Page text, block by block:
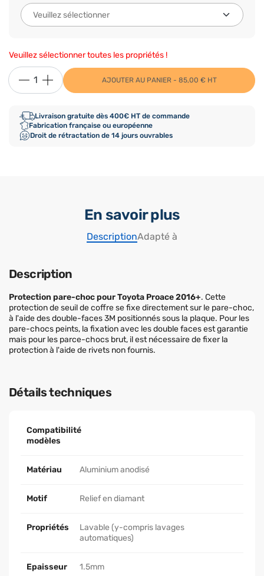
Veuillez sélectionner toutes les propriétés !
AJOUTER AU PANIER - 85,00 € HT
Livraison gratuite dès 400€ HT de commande
Fabrication française ou européenne
Droit de rétractation de 14 jours ouvrables
En savoir plus
DescriptionAdapté à
Description
Protection pare-choc pour Toyota Proace 2016+. Cette
protection de seuil de coffre se fixe directement sur le pare-choc,
à l'aide des double-faces 3M positionnés sous la plaque. Pour les
pare-chocs peints, la fixation avec les double faces est garantie
mais pour les parce-chocs brut, il est nécessaire de fixer la
protection à l'aide de rivets non fournis.
Détails techniques
Compatibilité
modèles
Matériau Aluminium anodisé
Motif Relief en diamant
Propriétés
Lavable (y-compris lavages
automatiques)
Epaisseur 1.5mm